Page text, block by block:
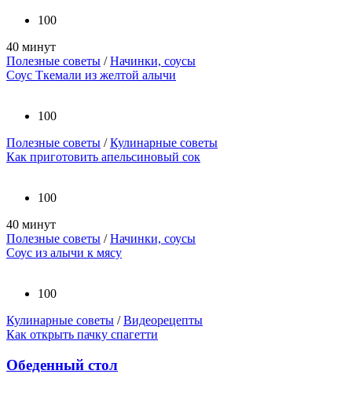
100
40 минут
Полезные советы /Начинки, соусы
Соус Ткемали из желтой алычи
100
Полезные советы /Кулинарные советы
Как приготовить апельсиновый сок
100
40 минут
Полезные советы /Начинки, соусы
Соус из алычи к мясу
100
Кулинарные советы /Видеорецепты
Как открыть пачку спагетти
Обеденный стол